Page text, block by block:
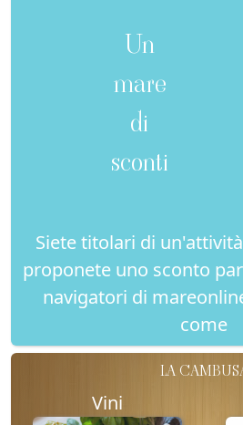
Un
mare
di
sconti
Siete titolari di
proponete uno sconto
navigatori di
come
LA
Vini